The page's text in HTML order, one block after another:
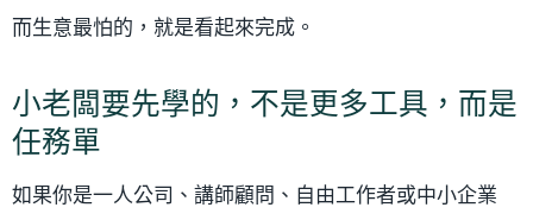
而生意最怕的，就是看起來完成。
小老闆要先學的，不是更多工具，而是
任務單
如果你是一人公司、講師顧問、自由工作者或中小企業